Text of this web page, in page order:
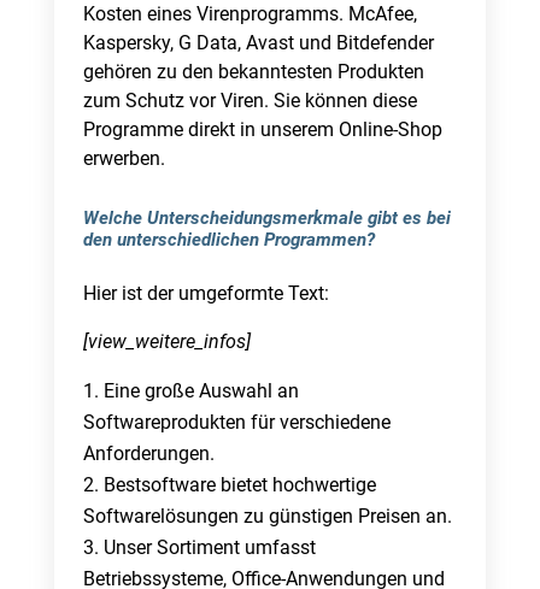
Kosten eines Virenprogramms. McAfee,
Kaspersky, G Data, Avast und Bitdefender
gehören zu den bekanntesten Produkten
zum Schutz vor Viren. Sie können diese
Programme direkt in unserem Online-Shop
erwerben.
Welche Unterscheidungsmerkmale gibt es bei
den unterschiedlichen Programmen?
Hier ist der umgeformte Text:
[view_weitere_infos]
Eine große Auswahl an
Softwareprodukten für verschiedene
Anforderungen.
Bestsoftware bietet hochwertige
Softwarelösungen zu günstigen Preisen an.
Unser Sortiment umfasst
Betriebssysteme, Office-Anwendungen und